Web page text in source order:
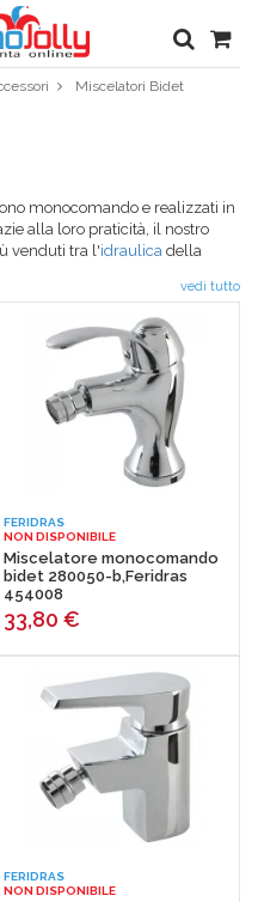
Miscelatori Bidet
monocomando e realizzati in
alla loro praticità, il nostro
venduti tra l'idraulica della
di design diverse ed adatti a
dai più moderni a quelli più
trovare prezzi unici e
nella ferramenta online. I
giardinaggio, idraulica,
italiana di 24 mesi e con
voce alla tua passione del fai
fini hobbistici che per uso
dal nostro servizio
vedi tutto
FERIDRAS
NON DISPONIBILE
Miscelatore monocomando
bidet 280050-b,Feridras
454008
33,80 €
FERIDRAS
NON DISPONIBILE